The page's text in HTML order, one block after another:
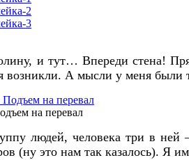
и тут… Впереди стена!
возникли. А мысли у меня были
на перевал
людей, человека три в ней
(ну это нам так казалось). Я